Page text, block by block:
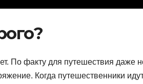
По факту для путешествия даже
Когда путешественники